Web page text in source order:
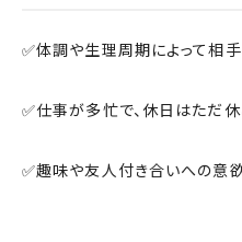
✅体調や生理周期によって相
✅仕事が多忙で、休日はただ
✅趣味や友人付き合いへの意